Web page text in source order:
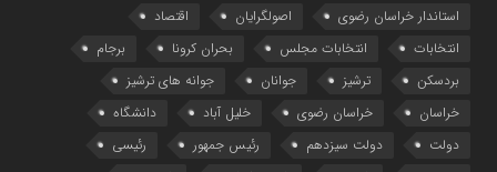
استاندار خراسان رضوی
اصولگرایان
اقتصاد
انتخابات
انتخابات مجلس بحران کرونا
برجام
بردسکن
ترشیز جوانان
جوانه های ترشیز
خراسان
خراسان رضوی خلیل آباد
دانشگاه
دولت
دولت سیزدهم رئیس جمهور
رئیسی